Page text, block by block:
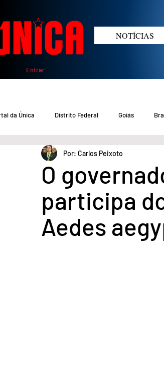
Entrar
NOTÍCIAS
da Única Distrito Federal Goiás
COVID-19 DF COVID-19 Brasil
Crimes no DF Saúde
Acidente em Goiás Acidente no DF
O
participa
Aedes
Por: Carlos Peixoto